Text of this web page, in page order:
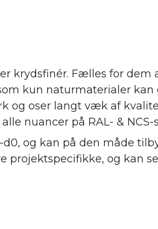
krydsfinér. Fælles for dem
kun naturmaterialer
og oser langt væk af
nuancer på RAL- & NCS-
og kan på den måde
og kan